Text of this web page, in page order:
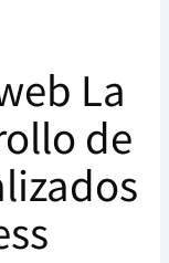
La
de